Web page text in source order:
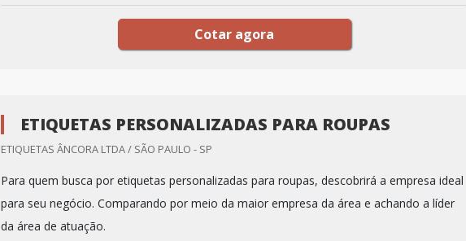
Cotar agora
ETIQUETAS PERSONALIZADAS PARA ROUPAS
ETIQUETAS ÂNCORA LTDA / SÃO PAULO - SP
Para quem busca por etiquetas personalizadas para roupas, descobrirá a empresa ideal
para seu negócio. Comparando por meio da maior empresa da área e achando a líder
da área de atuação.